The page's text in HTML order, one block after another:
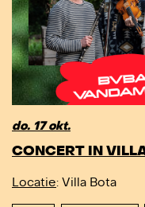
do. 17 okt.
CONCERT IN
Locatie: Villa Bota